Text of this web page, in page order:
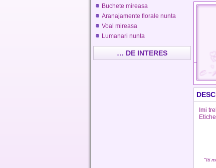
Buchete mireasa
Aranajamente florale nunta
Voal mireasa
Lumanari nunta
… DE INTERES
Imi
"Iti